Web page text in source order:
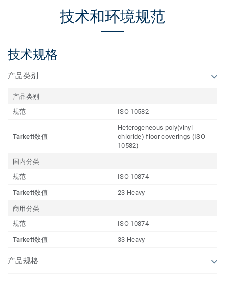
技术和环境规范
技术规格
产品类别
产品类别
规范
ISO 10582
Tarkett数值
Heterogeneous poly(vinyl
chloride) floor coverings (ISO
10582)
国内分类
规范
ISO 10874
Tarkett数值 23 Heavy
商用分类
规范
ISO 10874
Tarkett数值 33 Heavy
产品规格